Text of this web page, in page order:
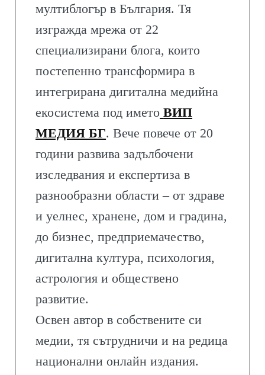
мултиблогър в България. Тя
изгражда мрежа от 22
специализирани блога, които
постепенно трансформира в
интегрирана дигитална медийна
екосистема под името ВИП
МЕДИЯ БГ. Вече повече от 20
години развива задълбочени
изследвания и експертиза в
разнообразни области – от здраве
и уелнес, хранене, дом и градина,
до бизнес, предприемачество,
дигитална култура, психология,
астрология и обществено
развитие.
Освен автор в собствените си
медии, тя сътрудничи и на редица
национални онлайн издания.